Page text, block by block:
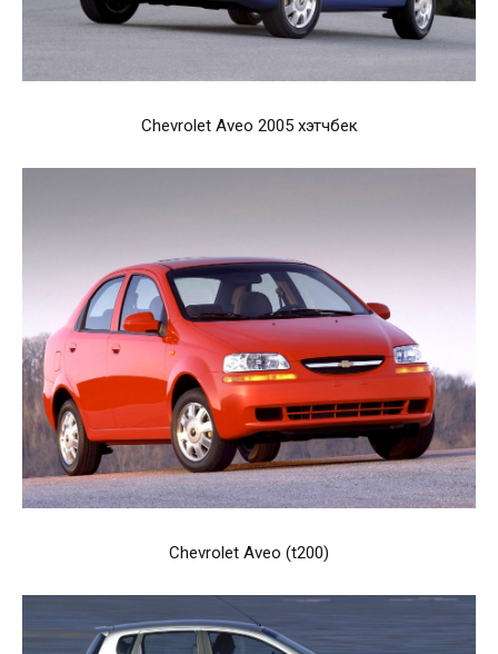
Chevrolet Aveo 2005 хэтчбек
Chevrolet Aveo (t200)